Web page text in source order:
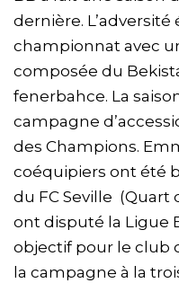
dernière.
championnat avec
composée du
fenerbahce. La
campagne
des Champions.
coéquipiers ont été
du FC Seville (Quart
ont disputé la Ligue
objectif pour le club
la campagne à la